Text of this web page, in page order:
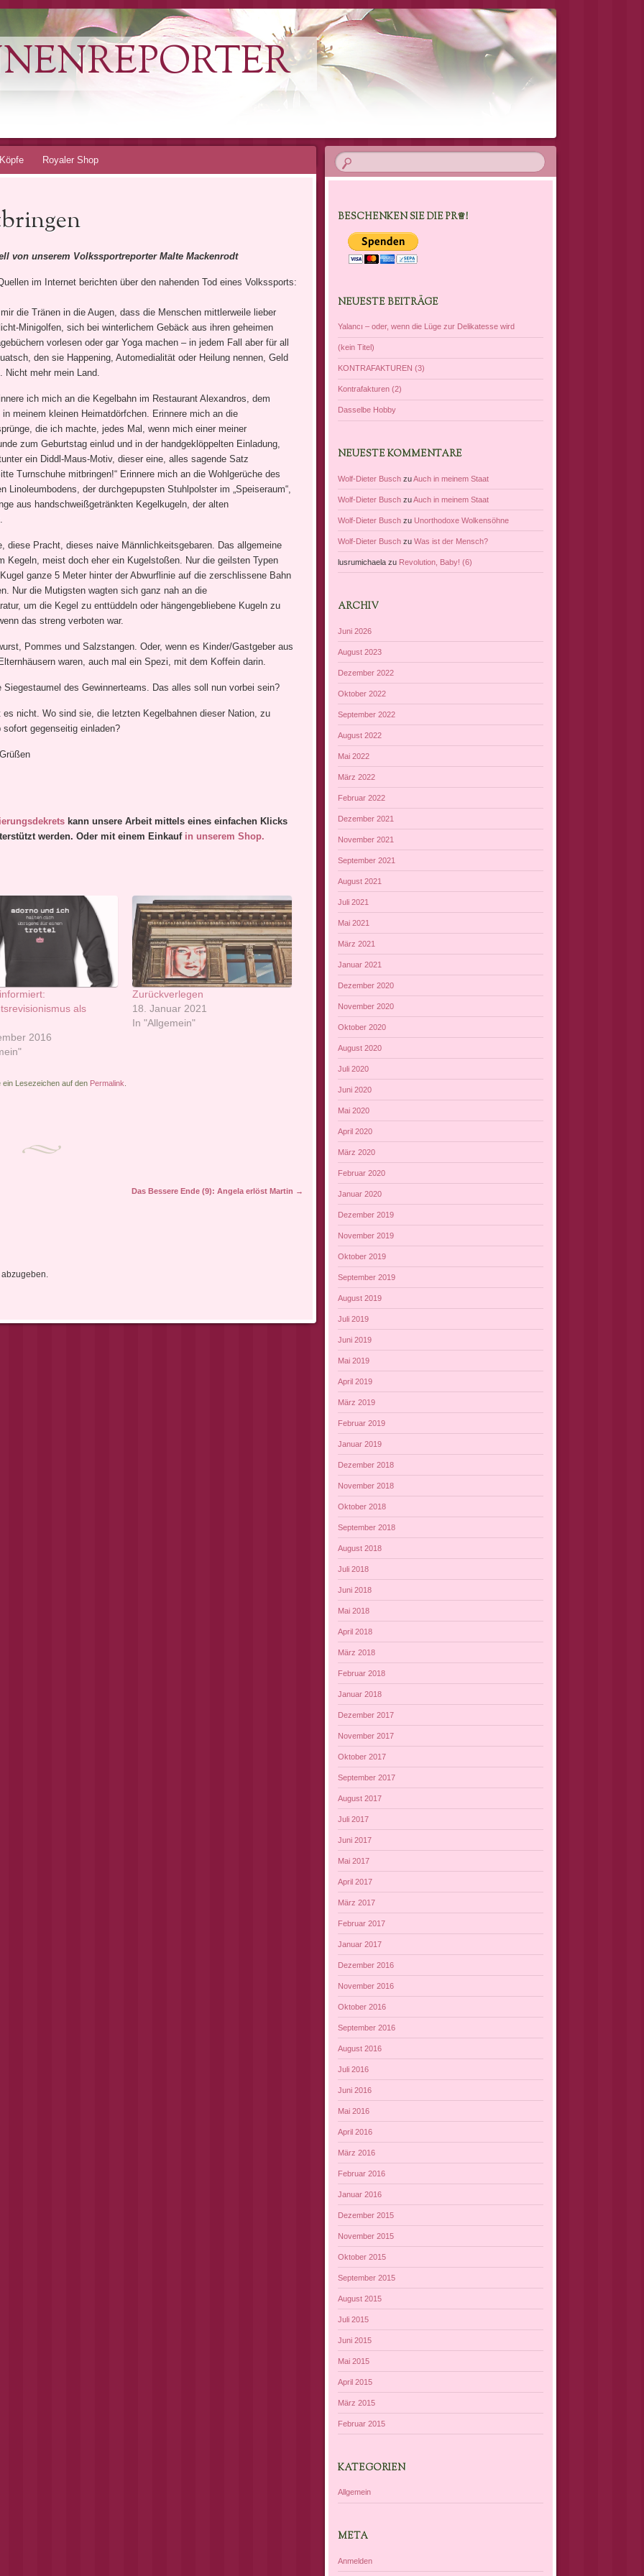
Köpfe Royaler Shop
von unserem Volkssportreporter Malte Mackenrodt
im Internet berichten über den nahenden Tod eines Volkssports:
die Tränen in die Augen, dass die Menschen mittlerweile lieber
Minigolfen, sich bei winterlichem Gebäck aus ihren geheimen
vorlesen oder gar Yoga machen – in jedem Fall aber für all
den sie Happening, Automedialität oder Heilung nennen, Geld
Nicht mehr mein Land.
ich mich an die Kegelbahn im Restaurant Alexandros, dem
in meinem kleinen Heimatdörfchen. Erinnere mich an die
die ich machte, jedes Mal, wenn mich einer meiner
zum Geburtstag einlud und in der handgeklöppelten Einladung,
ein Diddl-Maus-Motiv, dieser eine, alles sagende Satz
Turnschuhe mitbringen!“ Erinnere mich an die Wohlgerüche des
Linoleumbodens, der durchgepupsten Stuhlpolster im „Speiseraum“,
aus handschweißgetränkten Kegelkugeln, der alten
diese Pracht, dieses naive Männlichkeitsgebaren. Das allgemeine
Kegeln, meist doch eher ein Kugelstoßen. Nur die geilsten Typen
ganze 5 Meter hinter der Abwurflinie auf die zerschlissene Bahn
Nur die Mutigsten wagten sich ganz nah an die
um die Kegel zu enttüddeln oder hängengebliebene Kugeln zu
das streng verboten war.
Pommes und Salzstangen. Oder, wenn es Kinder/Gastgeber aus
waren, auch mal ein Spezi, mit dem Koffein darin.
Siegestaumel des Gewinnerteams. Das alles soll nun vorbei sein?
es nicht. Wo sind sie, die letzten Kegelbahnen dieser Nation, zu
sofort gegenseitig einladen?
retskann unsere Arbeit mittels eines einfachen Klicks
werden. Oder mit einem Einkauf in unserem Shop.
als
2016
Zurückverlegen
18. Januar 2021
In "Allgemein"
Lesezeichen auf den Permalink
Das Bessere Ende (9): Angela erlöst Martin →
BESCHENKEN SIE DIE PR♕!
NEUESTE BEITRÄGE
Yalancı – oder, wenn die Lüge zur Delikatesse wird
(kein Titel)
KONTRAFAKTUREN (3)
Kontrafakturen (2)
Dasselbe Hobby
NEUESTE KOMMENTARE
Wolf-Dieter Busch zuAuch in meinem Staat
Wolf-Dieter Busch zuAuch in meinem Staat
Wolf-Dieter Busch zu Unorthodoxe Wolkensöhne
Wolf-Dieter Busch zuWas ist der Mensch?
lusrumichaela zu Revolution, Baby! (6)
ARCHIV
Juni 2026
August 2023
Dezember 2022
Oktober 2022
September 2022
August 2022
Mai 2022
März 2022
Februar 2022
Dezember 2021
November 2021
September 2021
August 2021
Juli 2021
Mai 2021
März 2021
Januar 2021
Dezember 2020
November 2020
Oktober 2020
August 2020
Juli 2020
Juni 2020
Mai 2020
April 2020
März 2020
Februar 2020
Januar 2020
Dezember 2019
November 2019
Oktober 2019
September 2019
August 2019
Juli 2019
Juni 2019
Mai 2019
April 2019
März 2019
Februar 2019
Januar 2019
Dezember 2018
November 2018
Oktober 2018
September 2018
August 2018
Juli 2018
Juni 2018
Mai 2018
April 2018
März 2018
Februar 2018
Januar 2018
Dezember 2017
November 2017
Oktober 2017
September 2017
August 2017
Juli 2017
Juni 2017
Mai 2017
April 2017
März 2017
Februar 2017
Januar 2017
Dezember 2016
November 2016
Oktober 2016
September 2016
August 2016
Juli 2016
Juni 2016
Mai 2016
April 2016
März 2016
Februar 2016
Januar 2016
Dezember 2015
November 2015
Oktober 2015
September 2015
August 2015
Juli 2015
Juni 2015
Mai 2015
April 2015
März 2015
Februar 2015
KATEGORIEN
Allgemein
META
Anmelden